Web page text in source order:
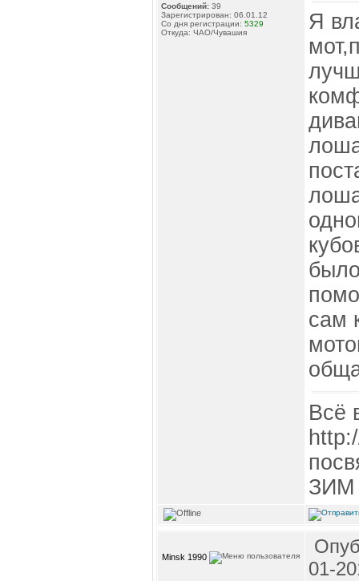
Сообщений: 39
Зарегистрирован: 06.01.12
Со дня регистрации: 5329
Откуда: ЧАО/Чувашия
Я
сам
Всё
Minsk 1990
01-